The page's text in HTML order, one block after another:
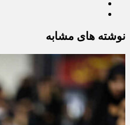
نوشته های مشابه